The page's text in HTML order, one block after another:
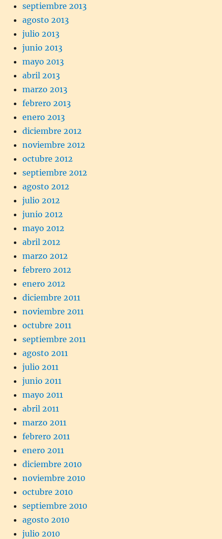
septiembre 2013
agosto 2013
julio 2013
junio 2013
mayo 2013
abril 2013
marzo 2013
febrero 2013
enero 2013
diciembre 2012
noviembre 2012
octubre 2012
septiembre 2012
agosto 2012
julio 2012
junio 2012
mayo 2012
abril 2012
marzo 2012
febrero 2012
enero 2012
diciembre 2011
noviembre 2011
octubre 2011
septiembre 2011
agosto 2011
julio 2011
junio 2011
mayo 2011
abril 2011
marzo 2011
febrero 2011
enero 2011
diciembre 2010
noviembre 2010
octubre 2010
septiembre 2010
agosto 2010
julio 2010